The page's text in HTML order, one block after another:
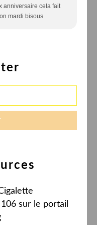
anniversaire cela fait
mardi bisous
sur le portail